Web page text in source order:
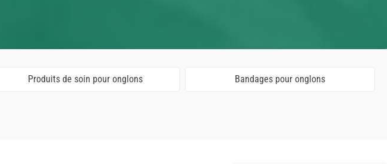
Produits de soin pour onglons Bandages pour onglons